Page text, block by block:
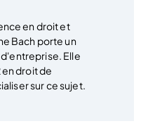
en droit et
Bach porte un
Elle
droit de
sur ce sujet.